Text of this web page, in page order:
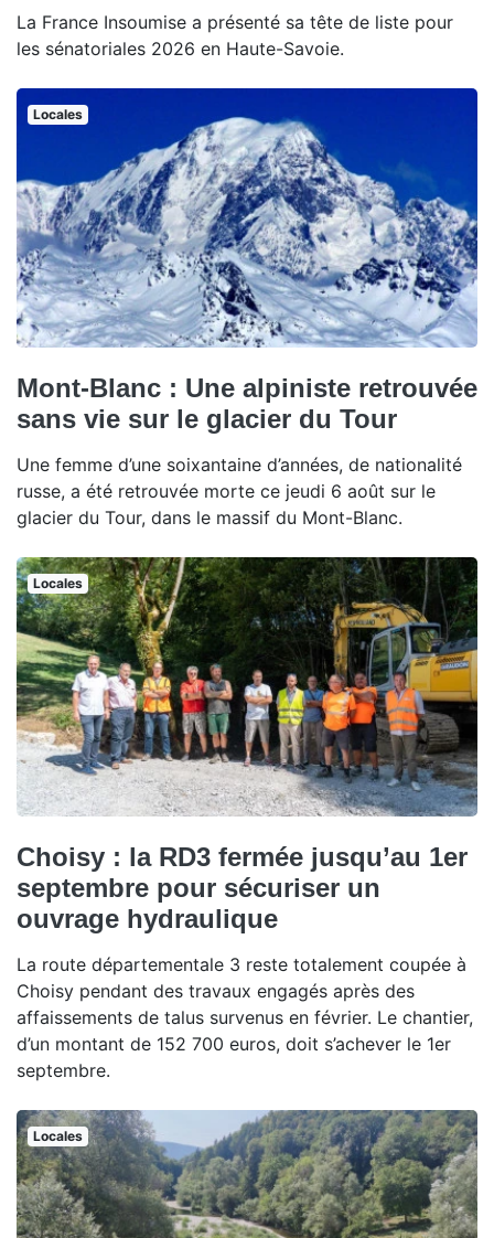
La France Insoumise a présenté sa tête de liste pour
les sénatoriales 2026 en Haute-Savoie.
Locales
Mont-Blanc : Une alpiniste retrouvée
sans vie sur le glacier du Tour
Une femme d’une soixantaine d’années, de nationalité
russe, a été retrouvée morte ce jeudi 6 août sur le
glacier du Tour, dans le massif du Mont-Blanc.
Locales
Choisy : la RD3 fermée jusqu’au 1er
septembre pour sécuriser un
ouvrage hydraulique
La route départementale 3 reste totalement coupée à
Choisy pendant des travaux engagés après des
affaissements de talus survenus en février. Le chantier,
d’un montant de 152 700 euros, doit s’achever le 1er
septembre.
Locales